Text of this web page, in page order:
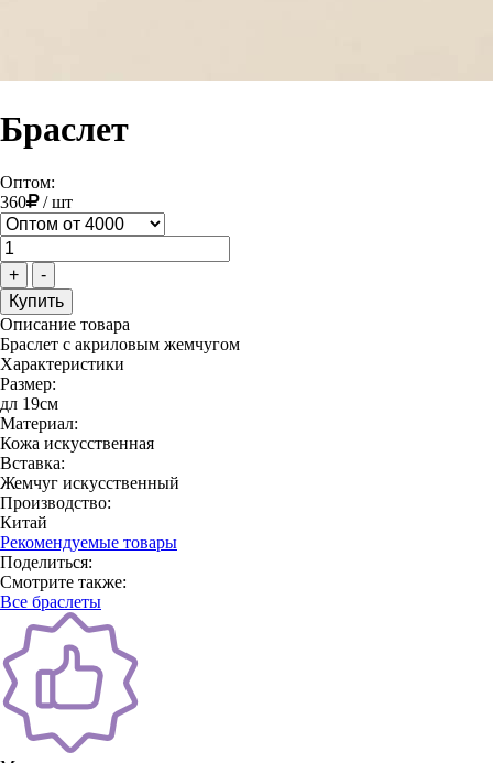
Браслет
Оптом:
360
/шт
+ -
Описание товара
Браслет с акриловым жемчугом
Характеристики
Размер:
дл 19см
Материал:
Кожа искусственная
Вставка:
Жемчуг искусственный
Производство:
Китай
Рекомендуемые товары
Поделиться:
Смотрите также:
Все браслеты